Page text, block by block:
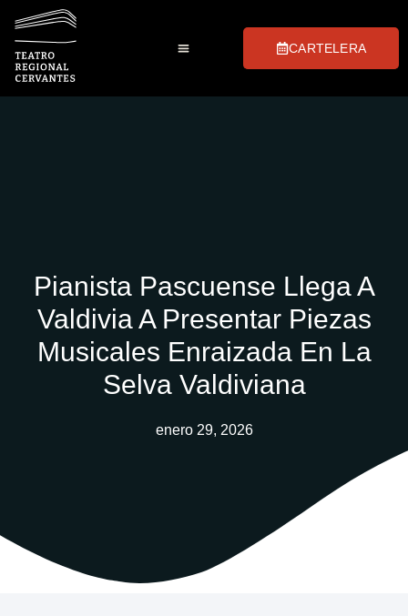
CARTELERA
Pianista Pascuense Llega A
Valdivia A Presentar Piezas
Musicales Enraizada En La
Selva Valdiviana
enero 29, 2026